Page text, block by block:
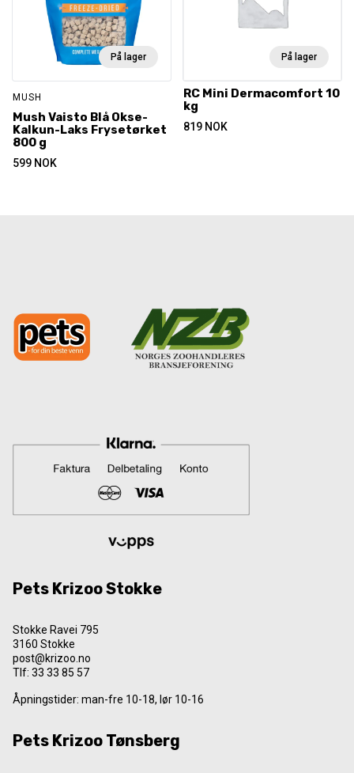
På lager
MUSH
Mush Vaisto Blå Okse-
Kalkun-Laks Frysetørket
800 g
599 NOK
På lager
RC Mini Dermacomfort 10
kg
819 NOK
Pets Krizoo Stokke
Stokke Ravei 795
3160 Stokke
post@krizoo.no
Tlf: 33 33 85 57
Åpningstider: man-fre 10-18, lør 10-16
Pets Krizoo Tønsberg